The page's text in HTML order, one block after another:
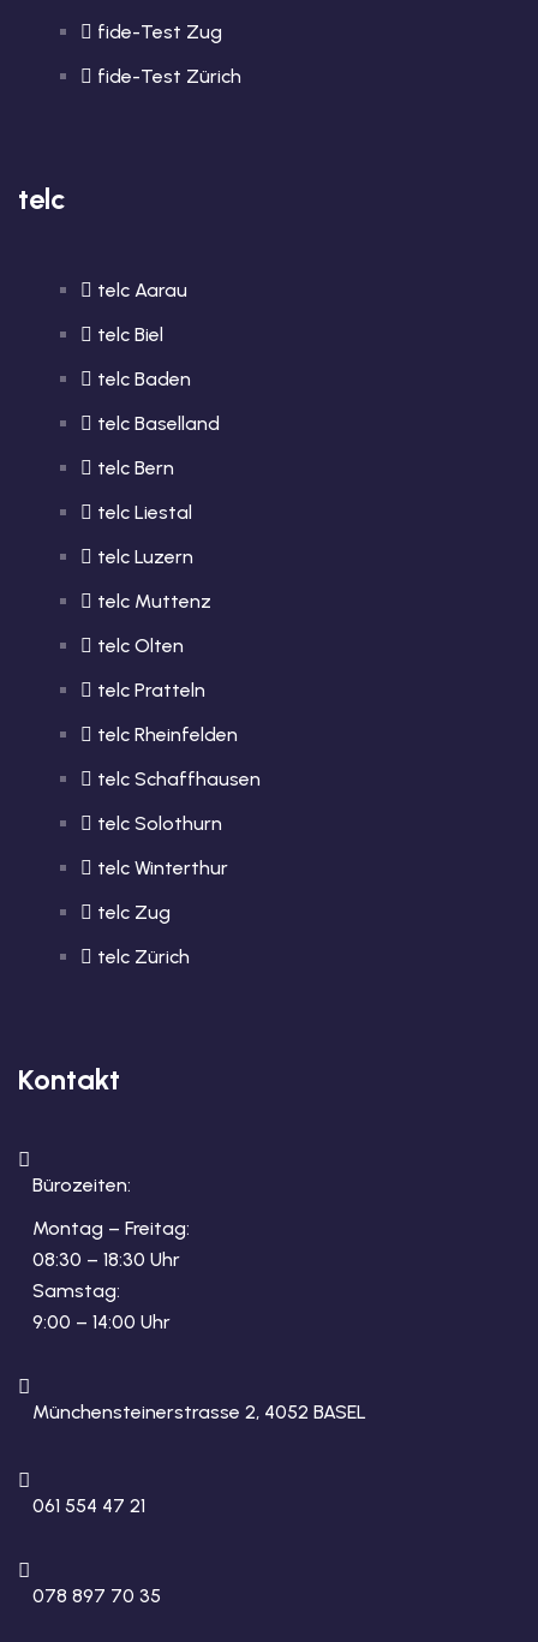
fide-Test Zug
fide-Test Zürich
telc
telc Aarau
telc Biel
telc Baden
telc Baselland
telc Bern
telc Liestal
telc Luzern
telc Muttenz
telc Olten
telc Pratteln
telc Rheinfelden
telc Schaffhausen
telc Solothurn
telc Winterthur
telc Zug
telc Zürich
Kontakt
Bürozeiten:
Montag – Freitag:
08:30 – 18:30 Uhr
Samstag:
9:00 – 14:00 Uhr
Münchensteinerstrasse 2, 4052 BASEL
061 554 47 21
078 897 70 35